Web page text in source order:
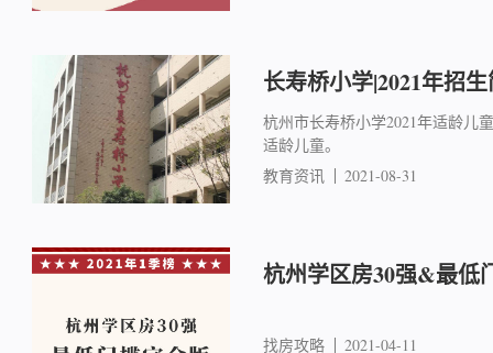
长寿桥小学|2021年招
杭州市长寿桥小学2021年适龄儿
适龄儿童。
教育资讯
2021-08-31
杭州学区房30强&最低
找房攻略 2021-04-11